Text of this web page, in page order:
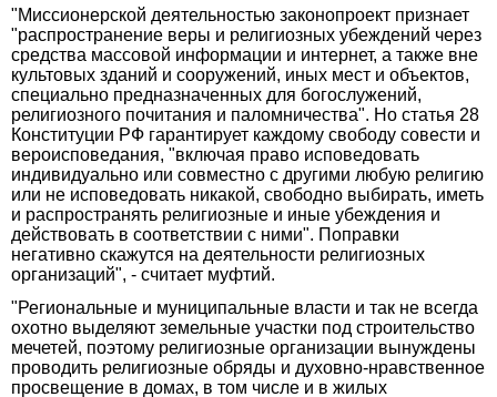
"Миссионерской деятельностью законопроект признает
"распространение веры и религиозных убеждений через
средства массовой информации и интернет, а также вне
культовых зданий и сооружений, иных мест и объектов,
специально предназначенных для богослужений,
религиозного почитания и паломничества". Но статья 28
Конституции РФ гарантирует каждому свободу совести и
вероисповедания, "включая право исповедовать
индивидуально или совместно с другими любую религию
или не исповедовать никакой, свободно выбирать, иметь
и распространять религиозные и иные убеждения и
действовать в соответствии с ними". Поправки
негативно скажутся на деятельности религиозных
организаций", - считает муфтий.
"Региональные и муниципальные власти и так не всегда
охотно выделяют земельные участки под строительство
мечетей, поэтому религиозные организации вынуждены
проводить религиозные обряды и духовно-нравственное
просвещение в домах, в том числе и в жилых